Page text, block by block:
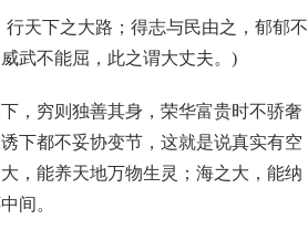
天下之大路；得志与民由之，郁郁不
武不能屈，此之谓大丈夫。)
，穷则独善其身，荣华富贵时不骄奢
下都不妥协变节，这就是说真实有空
，能养天地万物生灵；海之大，能纳
间。